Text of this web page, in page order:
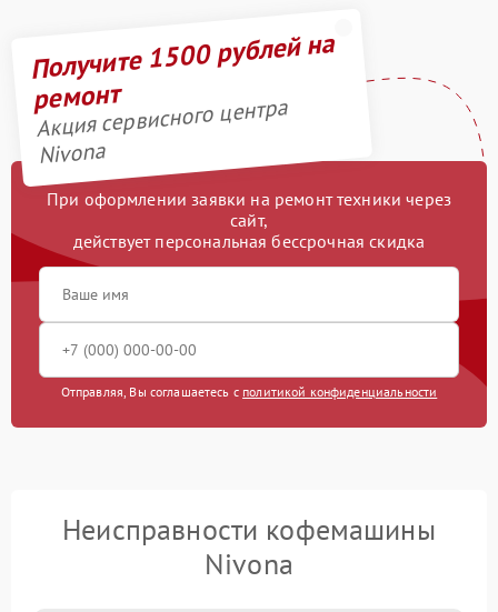
Получите 1500 рублей на
ремонт
Акция сервисного центра
Nivona
При оформлении заявки на ремонт техники через
сайт,
действует персональная бессрочная скидка
Отправляя, Вы соглашаетесь с политикой конфиденциальности
Неисправности кофемашины
Nivona